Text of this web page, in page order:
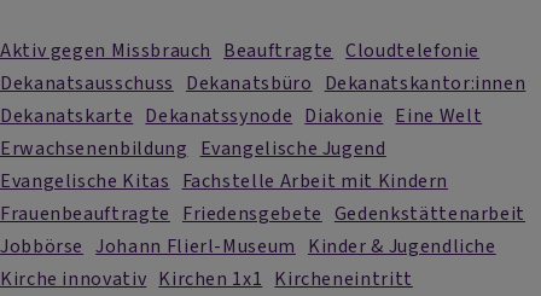
Aktiv gegen Missbrauch Beauftragte Cloudtelefonie
Dekanatsausschuss
Dekanatsbüro
Dekanatskantor:innen
Dekanatskarte Dekanatssynode Diakonie Eine Welt
Erwachsenenbildung
Evangelische Jugend
Evangelische Kitas
Fachstelle Arbeit mit Kindern
Frauenbeauftragte
Friedensgebete Gedenkstättenarbeit
Jobbörse Johann Flierl-Museum
Kinder & Jugendliche
Kirche innovativ Kirchen 1x1 Kircheneintritt